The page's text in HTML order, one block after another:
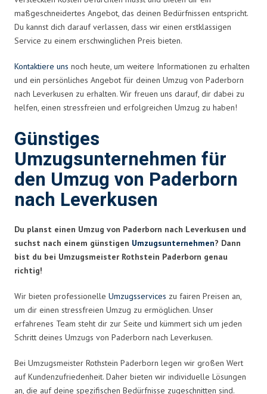
maßgeschneidertes Angebot, das deinen Bedürfnissen entspricht.
Du kannst dich darauf verlassen, dass wir einen erstklassigen
Service zu einem erschwinglichen Preis bieten.
Kontaktiere uns noch heute, um weitere Informationen zu erhalten
und ein persönliches Angebot für deinen Umzug von Paderborn
nach Leverkusen zu erhalten. Wir freuen uns darauf, dir dabei zu
helfen, einen stressfreien und erfolgreichen Umzug zu haben!
Günstiges
Umzugsunternehmen für
den Umzug von Paderborn
nach Leverkusen
Du planst einen Umzug von Paderborn nach Leverkusen und
suchst nach einem günstigen Umzugsunternehmen? Dann
bist du bei Umzugsmeister Rothstein Paderborn genau
richtig!
Wir bieten professionelle Umzugsservices zu fairen Preisen an,
um dir einen stressfreien Umzug zu ermöglichen. Unser
erfahrenes Team steht dir zur Seite und kümmert sich um jeden
Schritt deines Umzugs von Paderborn nach Leverkusen.
Bei Umzugsmeister Rothstein Paderborn legen wir großen Wert
auf Kundenzufriedenheit. Daher bieten wir individuelle Lösungen
an, die auf deine spezifischen Bedürfnisse zugeschnitten sind.